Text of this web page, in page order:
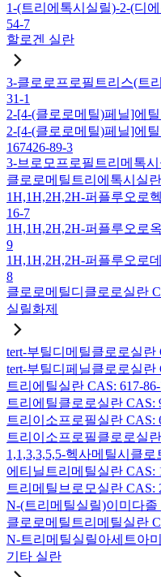
1-(트리에톡시실릴)-2-(디
54-7
할로겐 실란
3-클로로프로필트리스(트
31-1
2-[4-(클로로메틸)페닐]에
2-[4-(클로로메틸)페닐]에
167426-89-3
3-브로모프로필트리메톡시
클로로메틸트리에톡시실
1H,1H,2H,2H-퍼플루오로
16-7
1H,1H,2H,2H-퍼플루오로
9
1H,1H,2H,2H-퍼플루오로
8
클로로메틸디클로로실란
실릴화제
tert-부틸디메틸클로로실란
tert-부틸디페닐클로로실란
트리에틸실란 CAS: 617-
트리에틸클로로실란 CAS:
트리이소프로필실란 CAS:
트리이소프로필클로로실
1,1,3,3,5,5-헥사메틸시클
에티닐트리메틸실란 CAS:
트리메틸브로모실란 CAS:
N-(트리메틸실릴)이미다졸
클로로메틸트리메틸실란
N-트리메틸실릴아세트아
기타 실란